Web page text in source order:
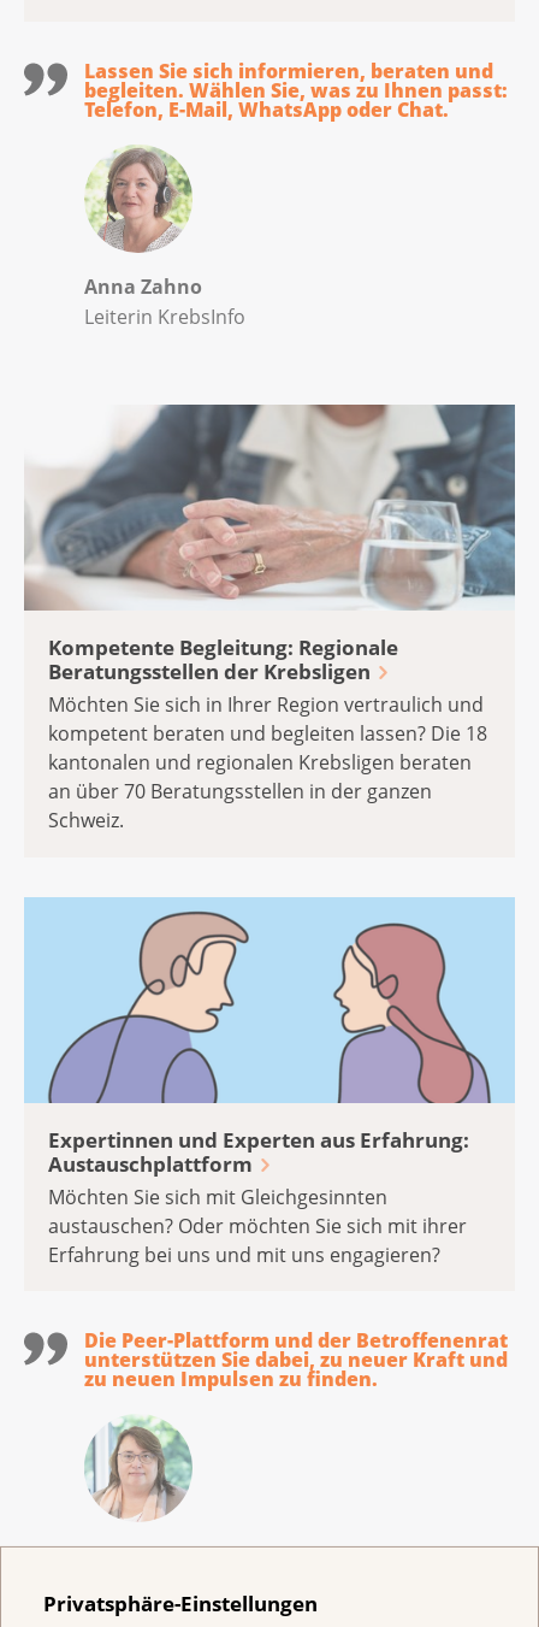
Privatsphäre-Einstellungen
Lassen Sie sich informieren, beraten und
begleiten. Wählen Sie, was zu Ihnen passt:
Telefon, E-Mail, WhatsApp oder Chat.
Anna Zahno
Leiterin KrebsInfo
Kompetente Begleitung: Regionale
Beratungsstellen der Krebsligen
Möchten Sie sich in Ihrer Region vertraulich und
kompetent beraten und begleiten lassen? Die 18
kantonalen und regionalen Krebsligen beraten
an über 70 Beratungsstellen in der ganzen
Schweiz.
Expertinnen und Experten aus Erfahrung:
Austauschplattform
Möchten Sie sich mit Gleichgesinnten
austauschen? Oder möchten Sie sich mit ihrer
Erfahrung bei uns und mit uns engagieren?
Die Peer-Plattform und der Betroffenenrat
unterstützen Sie dabei, zu neuer Kraft und
zu neuen Impulsen zu finden.
Erika Gardi
Betroffenenrat